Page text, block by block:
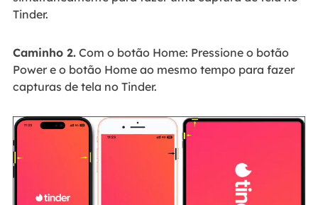
Tinder.
Caminho 2.Com o botão Home: Pressione o botão
Power e o botão Home ao mesmo tempo para fazer
capturas de tela no Tinder.